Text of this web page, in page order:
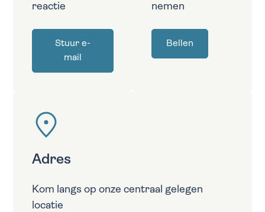
reactie
Stuur e-
mail
nemen
Bellen
Adres
Kom langs op onze centraal gelegen
locatie